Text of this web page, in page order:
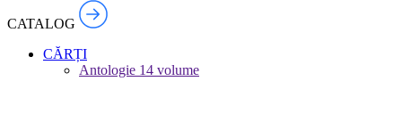
CATALOG
CĂRȚI
Antologie 14 volume